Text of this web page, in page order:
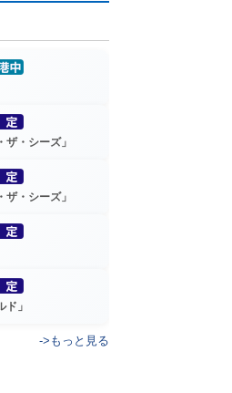
ザ・シーズ」
ザ・シーズ」
ド」
->もっと見る